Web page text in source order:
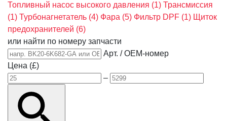
Топливный насос высокого давления (1) Трансмиссия
(1) Турбонагнетатель (4) Фара (5) Фильтр DPF (1) Щиток
предохранителей (6)
или найти по номеру запчасти
Арт. / OEM-номер
Цена (£)
–